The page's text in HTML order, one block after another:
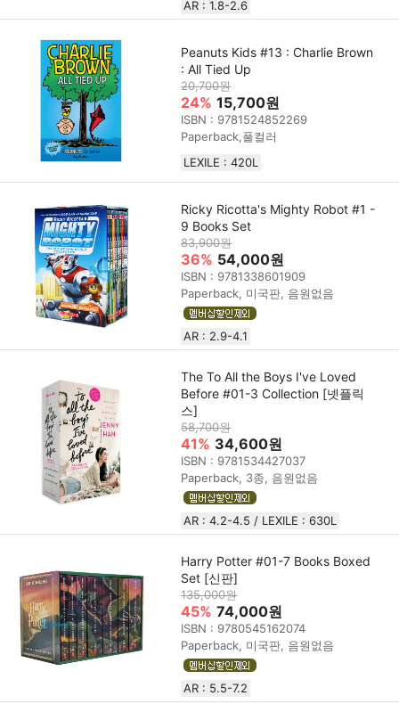
AR : 1.8-2.6
Peanuts Kids #13 : Charlie Brown
: All Tied Up
20,700원
24% 15,700원
ISBN : 9781524852269
Paperback,풀컬러
LEXILE : 420L
Ricky Ricotta's Mighty Robot #1 -
9 Books Set
83,900원
36% 54,000원
ISBN : 9781338601909
Paperback, 미국판, 음원없음
AR : 2.9-4.1
The To All the Boys I've Loved
Before #01-3 Collection [넷플릭
스]
58,700원
41% 34,600원
ISBN : 9781534427037
Paperback, 3종, 음원없음
AR : 4.2-4.5 / LEXILE : 630L
Harry Potter #01-7 Books Boxed
Set [신판]
135,000원
45% 74,000원
ISBN : 9780545162074
Paperback, 미국판, 음원없음
AR : 5.5-7.2